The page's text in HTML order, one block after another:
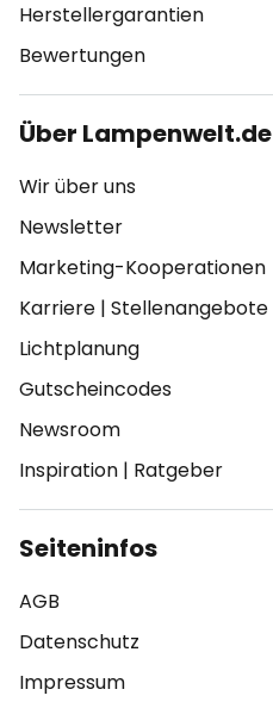
Herstellergarantien
Bewertungen
Über Lampenwelt.de
Wir über uns
Newsletter
Marketing-Kooperationen
Karriere | Stellenangebote
Lichtplanung
Gutscheincodes
Newsroom
Inspiration | Ratgeber
Seiteninfos
AGB
Datenschutz
Impressum